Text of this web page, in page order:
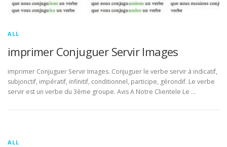
ALL
imprimer Conjuguer Servir Images
imprimer Conjuguer Servir Images. Conjuguer le verbe servir à indicatif,
subjonctif, impératif, infinitif, conditionnel, participe, gérondif. Le verbe
servir est un verbe du 3ème groupe. Avis A Notre Clientele Le …
ALL